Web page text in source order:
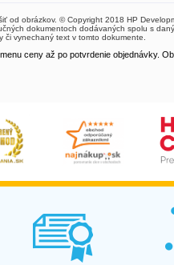
od obrázkov. © Copyright 2018 HP
dokumentoch dodávaných spolu s
či vynechaný text v tomto dokumente.
ceny až po potvrdenie objednávky.